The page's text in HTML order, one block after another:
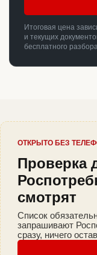
Итоговая цена
и текущих
бесплатного
ОТКРЫТО БЕЗ
Проверка
смотрят
Список
запрашивают
сразу, ничего